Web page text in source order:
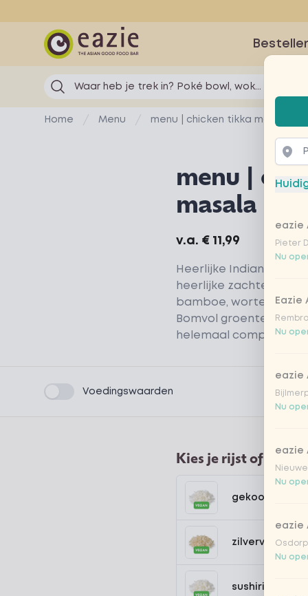
Eazie
Waar heb je trek in? Poké bowl, wok...
Home Menu menu | chicken tikka masala
menu |
masala
Product information
v.a. € 11,99
Heerlijke Indian
heerlijke zachte
bamboe, wortel,
Bomvol groente dus!
helemaal compleet
Product filters
Voedingswaarden
Kies je rijst of
gekookte rijst
zilvervlies rijst
sushirijst (soft
eazie
Pieter
Nu
Eazie
Nu
eazie
Nu
eazie
Nu
eazie
Nu